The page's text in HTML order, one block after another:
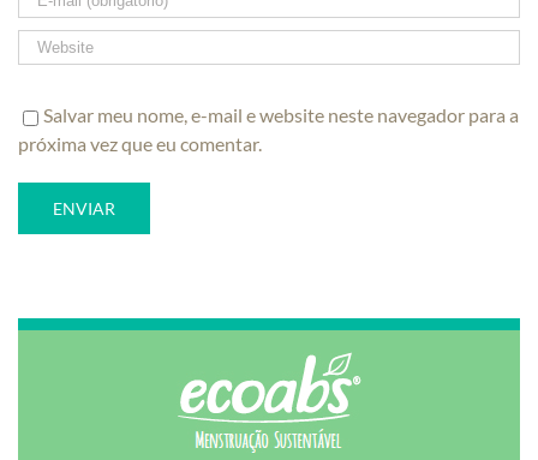
Salvar meu nome, e-mail e website neste navegador para a
próxima vez que eu comentar.